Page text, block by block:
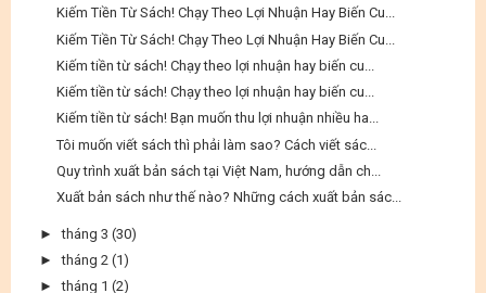
Kiếm Tiền Từ Sách! Chạy Theo Lợi Nhuận Hay Biến Cu...
Kiếm Tiền Từ Sách! Chạy Theo Lợi Nhuận Hay Biến Cu...
Kiếm tiền từ sách! Chạy theo lợi nhuận hay biến cu...
Kiếm tiền từ sách! Chạy theo lợi nhuận hay biến cu...
Kiếm tiền từ sách! Bạn muốn thu lợi nhuận nhiều ha...
Tôi muốn viết sách thì phải làm sao? Cách viết sác...
Quy trình xuất bản sách tại Việt Nam, hướng dẫn ch...
Xuất bản sách như thế nào? Những cách xuất bản sác...
►tháng 3 (30)
►tháng 2 (1)
►tháng 1 (2)